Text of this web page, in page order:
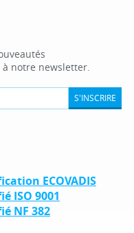
à notre newsletter.
S'INSCRIRE
ECOVADIS
ISO 9001
NF 382